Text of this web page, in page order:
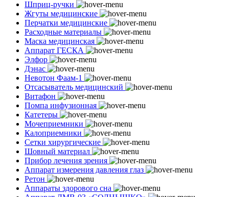
Шприц-ручки
Жгуты медицинские
Перчатки медицинские
Расходные материалы
Маска медицинская
Аппарат ГЕСКА
Элфор
Дэнас
Невотон Фаам-1
Отсасыватель медицинский
Витафон
Помпа инфузионная
Катетеры
Мочеприемники
Калоприемники
Сетки хирургические
Шовный материал
Прибор лечения зрения
Аппарат измерения давления глаз
Ретон
Аппараты здорового сна